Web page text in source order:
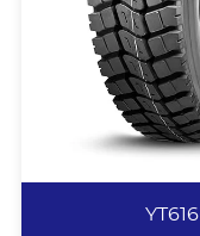
力的抓地力。 全弧
有效预防沟裂，排
异。 强力带束层设
力强，适用于恶劣
用配方，抗刺扎、
块。
查看更多